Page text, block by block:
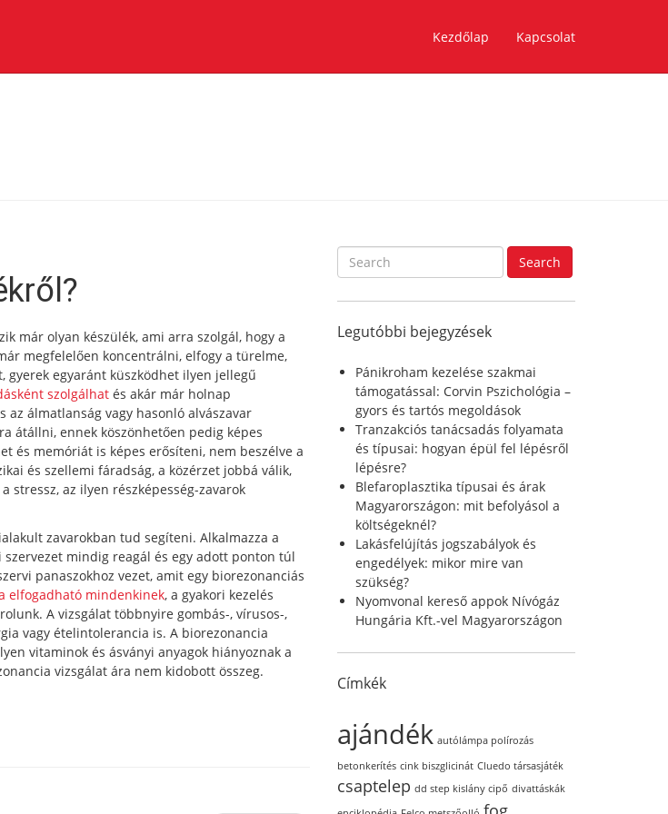
Kezdőlap Kapcsolat
már olyan készülék, ami arra szolgál, hogy a
megfelelően koncentrálni, elfogy a türelme,
gyerek egyaránt küszködhet ilyen jellegű
szolgálhat és akár már holnap
az álmatlanság vagy hasonló alvászavar
átállni, ennek köszönhetően pedig képes
és memóriát is képes erősíteni, nem beszélve a
és szellemi fáradság, a közérzet jobbá válik,
stressz, az ilyen részképesség-zavarok
zavarokban tud segíteni. Alkalmazza a
mindig reagál és egy adott ponton túl
panaszokhoz vezet, amit egy biorezonanciás
elfogadható mindenkinek, a gyakori kezelés
A vizsgálat többnyire gombás-, vírusos-,
vagy ételintolerancia is. A biorezonancia
vitaminok és ásványi anyagok hiányoznak a
vizsgálat ára nem kidobott összeg.
S
e
c
f
Search
Legutóbbi bejegyzések
Pánikroham kezelése szakmai
támogatással: Corvin Pszichológia –
gyors és tartós megoldások
Tranzakciós tanácsadás folyamata
és típusai: hogyan épül fel lépésről
lépésre?
Blefaroplasztika típusai és árak
Magyarországon: mit befolyásol a
költségeknél?
Lakásfelújítás jogszabályok és
engedélyek: mikor mire van
szükség?
Nyomvonal kereső appok Nívógáz
Hungária Kft.-vel Magyarországon
Címkék
ajándék autólámpa polírozás
betonkerítés cink biszglicinát Cluedo társasjáték
csaptelep dd step kislány cipő divattáskák